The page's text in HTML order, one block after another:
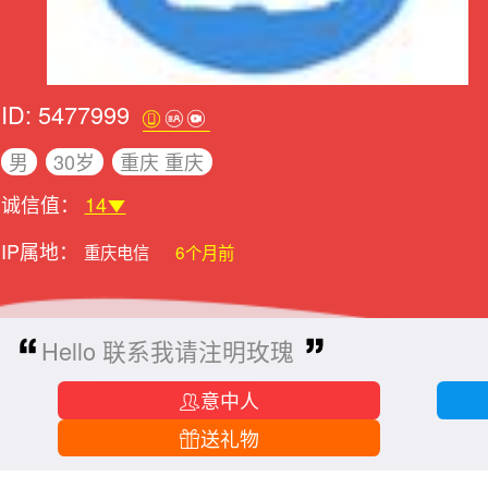
ID: 5477999
男 30岁
重庆 重庆
诚信值： 14
IP属地：
重庆电信 6个月前
Hello 联系我请注明玫瑰
意中人
送礼物